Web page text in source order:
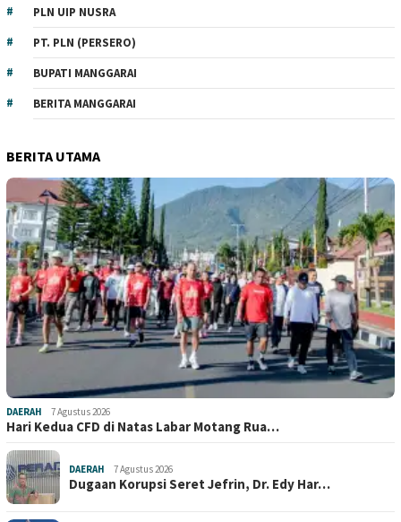
PLN UIP NUSRA
PT. PLN (PERSERO)
BUPATI MANGGARAI
BERITA MANGGARAI
BERITA UTAMA
DAERAH 7 Agustus 2026
Hari Kedua CFD di Natas Labar Motang Rua…
DAERAH 7 Agustus 2026
Dugaan Korupsi Seret Jefrin, Dr. Edy Har…